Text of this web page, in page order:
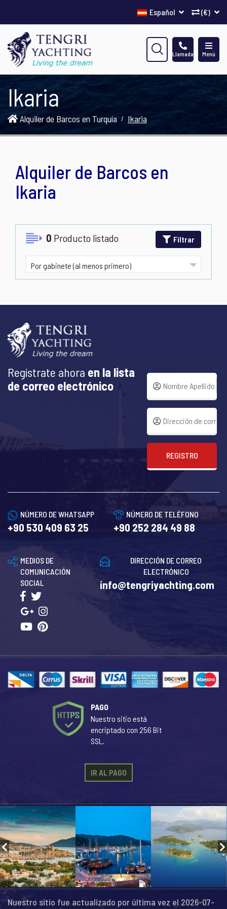
(€)
Español
Menú
Llamada
Ikaria
Alquiler de Barcos en Turquía Ikaria
Alquiler de Barcos en
Ikaria
0 Producto listado Filtrar
Regístrate ahora en la lista
de correo electrónico
REGISTRO
NÚMERO DE WHATSAPP
+90 530 409 63 25
NÚMERO DE TELÉFONO
+90 252 284 49 88
DIRECCIÓN DE CORREO
ELECTRÓNICO
info@tengriyachting.com
MEDIOS DE
COMUNICACIÓN
SOCIAL
PAGO
Nuestro sitio está
encriptado con 256 Bit
SSL.
IR AL PAGO
Nuestro sitio fue actualizado por última vez el 2026-07-